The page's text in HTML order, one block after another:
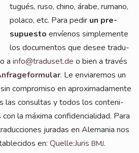
tu­gués, ruso, chi­no, ára­be, ruma­no,
pola­co, etc. Para pedir un pre­
supues­to enví­e­nos sim­ple­men­te
los docu­ment­os que desee tra­du­
ainfo@traduset.de o bien a tra­vés
. Le envi­a­re­mos un
com­promiso en apro­xi­ma­damen­te
las con­sul­tas y todos los con­teni­
la máxi­ma con­fi­den­ci­al­i­dad. Para
jura­das en Ale­ma­nia nos
en:Quelle:JurisBMJ.